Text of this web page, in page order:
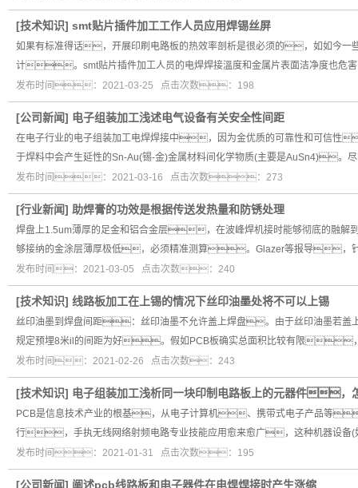
[技术知识] smt贴片插件加工工作人员应用焊锡丝屏
如果有标准得话，开展印刷电路板的热效率剖析是很必须的，如如今一
计。smt贴片插件加工人员的电焊焊接溫度和金属片表面洁净度也危
发布时间：2021-03-25 点击次数：198
[公司新闻] 电子组装加工浅述电气设备有关安全性间距
在电子行业的电子组装加工电焊焊接中，因为金优质的可靠性和可
于焊料中会产生延性的Sn-Au(锡-金)金属材料间化学物质(主要是AuSn4)。
发布时间：2021-03-16 点击次数：273
[行业新闻] 助焊膏的功效是根据传送发热量和防锈处理
焊盘上1.5um薄厚的足金和铝合金层，在波峰焊机接时能够彻底的融
够接纳的金涂层薄厚极低，必须精准测算。Glazer等报导，
发布时间：2021-03-05 点击次数：240
[技术知识] 线路板加工在上锡的情况下丝印油墨处将不可以上锡
丝印油墨到焊盘间距：丝印油墨不允许盖上焊盘。由于丝印油墨
规定预埋8米il的间距为好。假如PCB板确实总面积比较有限，
发布时间：2021-02-26 点击次数：243
[技术知识] 电子组装加工浅析同一块印制电路板上的元器件，
PCB是信息技术产业的根基，从电子计算机、携带式电子产品等
行，手执无线网络射频电路专业技能应用愈来愈广，这种机器设
发布时间：2021-01-31 点击次数：195
[公司新闻] 阐述pcb线路板和电子器件在电焊焊接时产生涨缩